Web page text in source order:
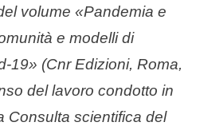
volume «Pandemia e
e modelli di
19» (Cnr Edizioni, Roma,
del lavoro condotto in
Consulta scientifica del